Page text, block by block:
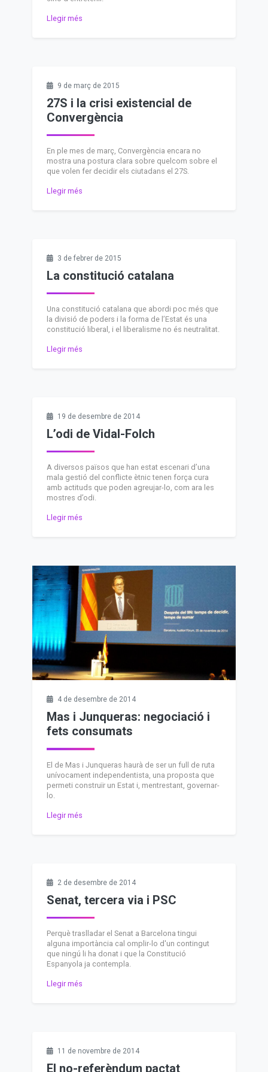
Llegir més
9 de març de 2015
27S i la crisi existencial de
Convergència
En ple mes de març, Convergència encara no
mostra una postura clara sobre quelcom sobre el
que volen fer decidir els ciutadans el 27S.
Llegir més
3 de febrer de 2015
La constitució catalana
Una constitució catalana que abordi poc més que
la divisió de poders i la forma de l’Estat és una
constitució liberal, i el liberalisme no és neutralitat.
Llegir més
19 de desembre de 2014
L’odi de Vidal-Folch
A diversos països que han estat escenari d’una
mala gestió del conflicte ètnic tenen força cura
amb actituds que poden agreujar-lo, com ara les
mostres d’odi.
Llegir més
4 de desembre de 2014
Mas i Junqueras: negociació i
fets consumats
El de Mas i Junqueras haurà de ser un full de ruta
unívocament independentista, una proposta que
permeti construïr un Estat i, mentrestant, governar-
lo.
Llegir més
2 de desembre de 2014
Senat, tercera via i PSC
Perquè traslladar el Senat a Barcelona tingui
alguna importància cal omplir-lo d'un contingut
que ningú li ha donat i que la Constitució
Espanyola ja contempla.
Llegir més
11 de novembre de 2014
El no-referèndum pactat